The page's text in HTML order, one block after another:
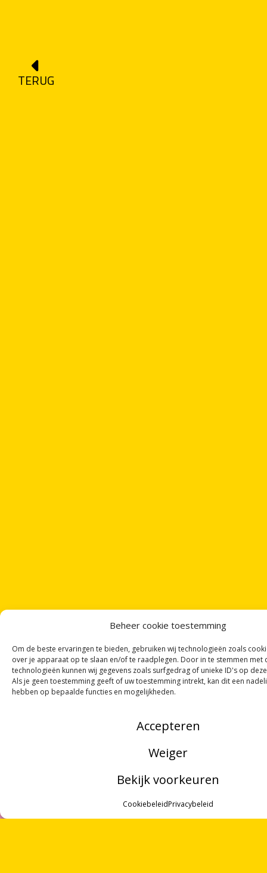
Beheer cookie toestemming
Om de beste ervaringen te bieden, gebruiken wij technologieën zoals
over je apparaat op te slaan en/of te raadplegen. Door in te stemmen met
technologieën kunnen wij gegevens zoals surfgedrag of unieke ID's op
Als je geen toestemming geeft of uw toestemming intrekt, kan dit een
hebben op bepaalde functies en mogelijkheden.
Accepteren
Weiger
Bekijk voorkeuren
CookiebeleidPrivacybeleid
TERUG
VIER GEDICHTENPER MAAND